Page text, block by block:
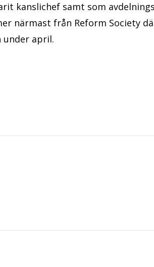
kanslichef samt som
närmast från Reform Society
april.